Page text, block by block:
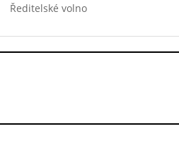
Ředitelské volno